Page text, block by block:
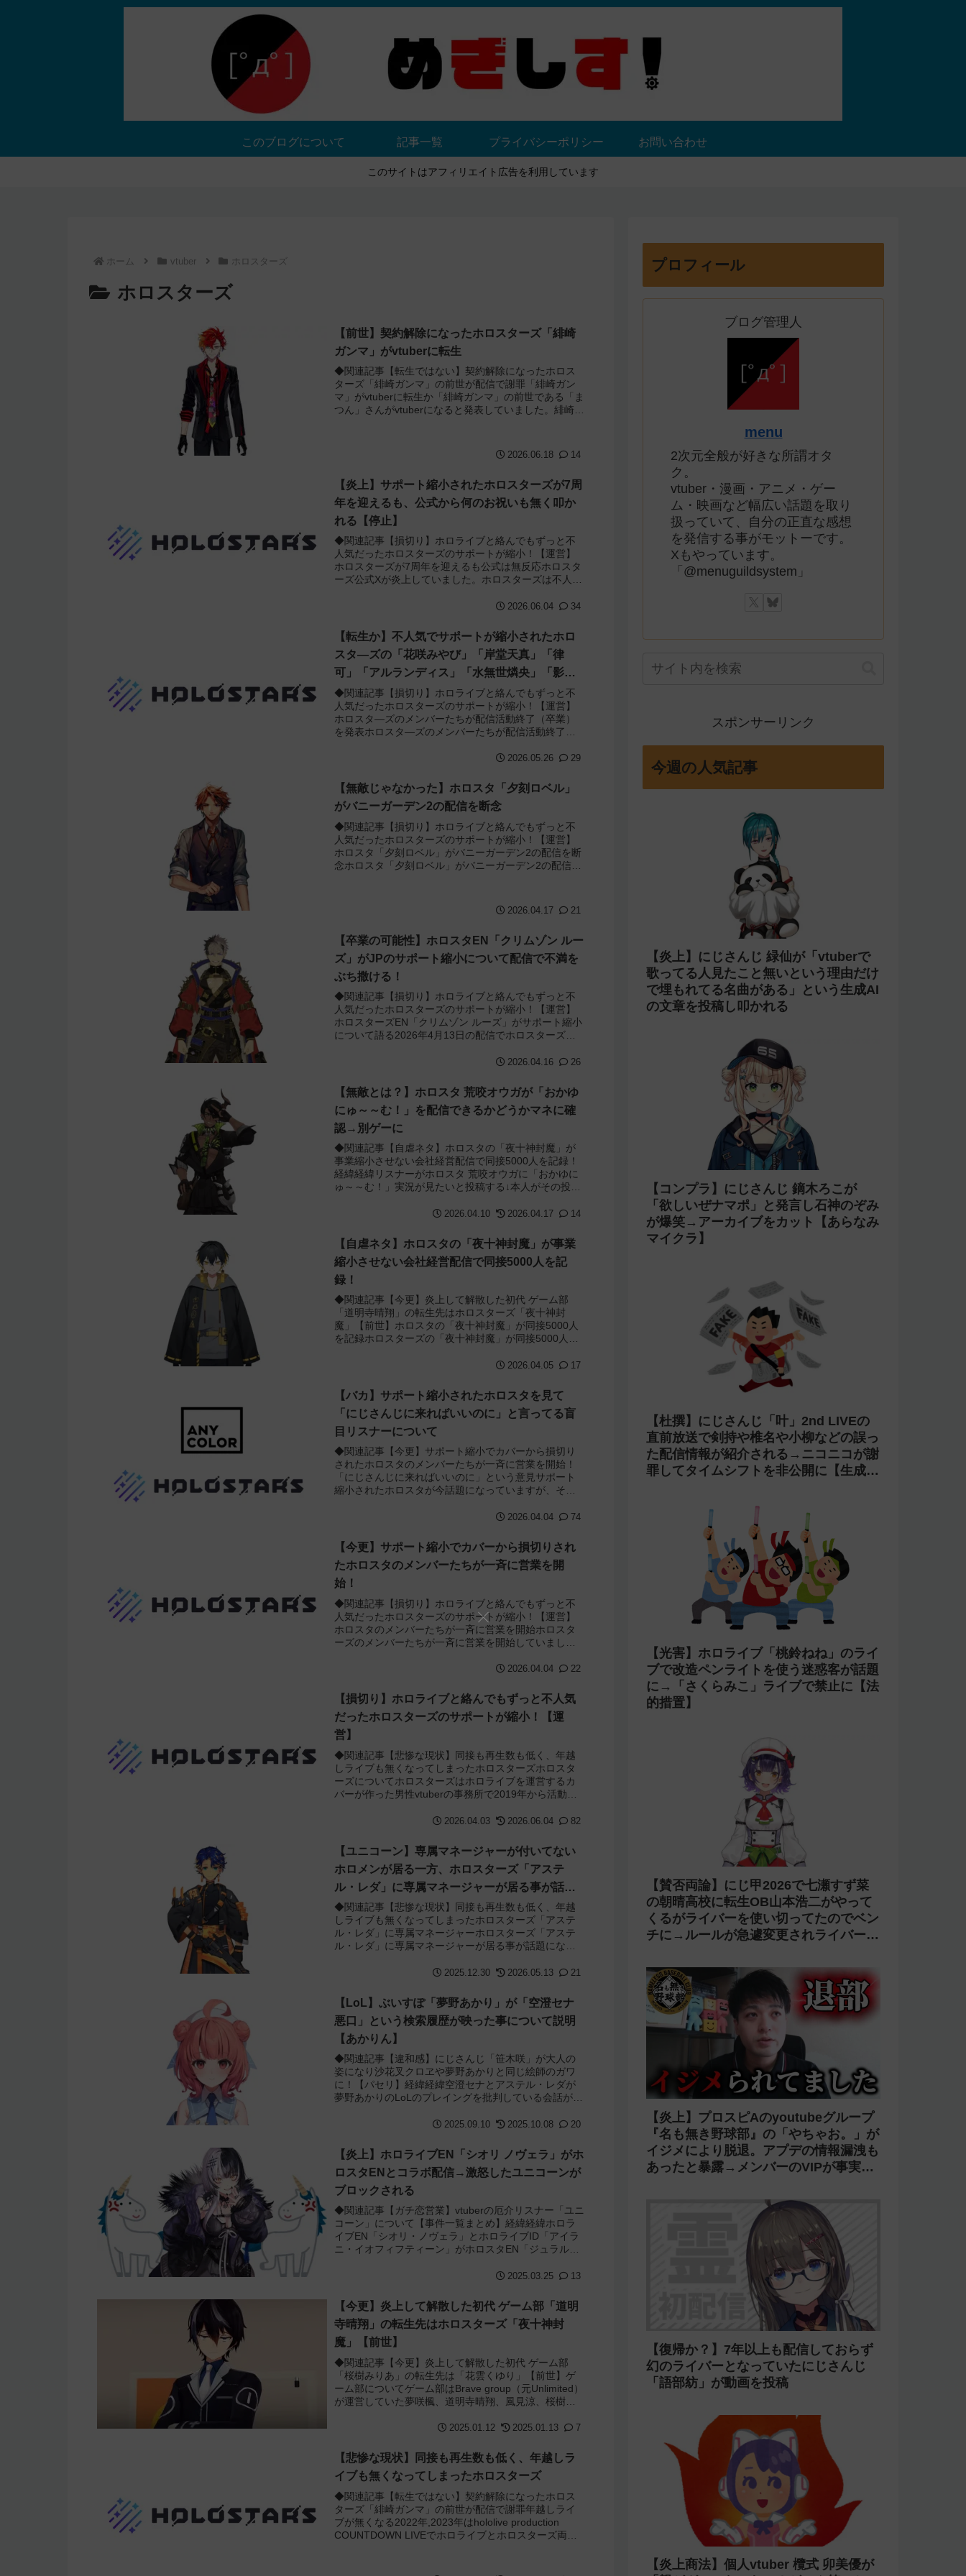
このブログについて 記事一覧 プライバシーポリシー お問い合わせ
このサイトはアフィリエイト広告を利用しています
ホーム vtuber ホロスターズ
ホロスターズ
【前世】契約解除になったホロスターズ「緋崎
ガンマ」がvtuberに転生
◆関連記事【転生ではない】契約解除になったホロス
ターズ「緋崎ガンマ」の前世が配信で謝罪「緋崎ガン
マ」がvtuberに転生か「緋崎ガンマ」の前世である「ま
つん」さんがvtuberになると発表していました。緋崎ガ
2026.06.18 14
【炎上】サポート縮小されたホロスターズが7周
年を迎えるも、公式から何のお祝いも無く叩か
れる【停止】
◆関連記事【損切り】ホロライブと絡んでもずっと不
人気だったホロスターズのサポートが縮小！【運営】
ホロスターズが7周年を迎えるも公式は無反応ホロスタ
ーズ公式Xが炎上していました。ホロスターズは不人気
2026.06.04 34
【転生か】不人気でサポートが縮小されたホロ
スタ―ズの「花咲みやび」「岸堂天真」「律
可」「アルランディス」「水無世燐央」「影山
シエン」が配信活動終了（卒業）を発表！
◆関連記事【損切り】ホロライブと絡んでもずっと不
人気だったホロスターズのサポートが縮小！【運営】
ホロスタ―ズのメンバーたちが配信活動終了（卒業）
を発表ホロスタ―ズのメンバーたちが配信活動終了
2026.05.26 29
【無敵じゃなかった】ホロスタ「夕刻ロベル」
がバニーガーデン2の配信を断念
◆関連記事【損切り】ホロライブと絡んでもずっと不
人気だったホロスターズのサポートが縮小！【運営】
ホロスタ「夕刻ロベル」がバニーガーデン2の配信を断
念ホロスタ「夕刻ロベル」がバニーガーデン2の配信を
2026.04.17 21
【卒業の可能性】ホロスタEN「クリムゾン ルー
ズ」がJPのサポート縮小について配信で不満を
ぶち撒ける！
◆関連記事【損切り】ホロライブと絡んでもずっと不
人気だったホロスターズのサポートが縮小！【運営】
ホロスターズEN「クリムゾン ルーズ」がサポート縮小
について語る2026年4月13日の配信でホロスターズ
2026.04.16 26
【無敵とは？】ホロスタ 荒咬オウガが「おかゆ
にゅ～～む！」を配信できるかどうかマネに確
認→別ゲーに
◆関連記事【自虐ネタ】ホロスタの「夜十神封魔」が
事業縮小させない会社経営配信で同接5000人を記録！
経緯経緯リスナーがホロスタ 荒咬オウガに「おかゆに
ゅ～～む！」実況が見たいと投稿する↓本人がその投稿
2026.04.10 2026.04.17 14
【自虐ネタ】ホロスタの「夜十神封魔」が事業
縮小させない会社経営配信で同接5000人を記
録！
◆関連記事【今更】炎上して解散した初代 ゲーム部
「道明寺晴翔」の転生先はホロスターズ「夜十神封
魔」【前世】ホロスタの「夜十神封魔」が同接5000人
を記録ホロスターズの「夜十神封魔」が同接5000人を
2026.04.05 17
【バカ】サポート縮小されたホロスタを見て
「にじさんじに来ればいいのに」と言ってる盲
目リスナーについて
◆関連記事【今更】サポート縮小でカバーから損切り
されたホロスタのメンバーたちが一斉に営業を開始！
「にじさんじに来ればいいのに」という意見サポート
縮小されたホロスタが今話題になっていますが、それ
2026.04.04 74
【今更】サポート縮小でカバーから損切りされ
たホロスタのメンバーたちが一斉に営業を開
始！
◆関連記事【損切り】ホロライブと絡んでもずっと不
人気だったホロスターズのサポートが縮小！【運営】
ホロスタのメンバーたちが一斉に営業を開始ホロスタ
ーズのメンバーたちが一斉に営業を開始していまし
2026.04.04 22
【損切り】ホロライブと絡んでもずっと不人気
だったホロスターズのサポートが縮小！【運
営】
◆関連記事【悲惨な現状】同接も再生数も低く、年越
しライブも無くなってしまったホロスターズホロスタ
ーズについてホロスターズはホロライブを運営するカ
バーが作った男性vtuberの事務所で2019年から活動し
2026.04.03 2026.06.04 82
【ユニコーン】専属マネージャーが付いてない
ホロメンが居る一方、ホロスターズ「アステ
ル・レダ」に専属マネージャーが居る事が話題
に
◆関連記事【悲惨な現状】同接も再生数も低く、年越
しライブも無くなってしまったホロスターズ「アステ
ル・レダ」に専属マネージャーホロスターズ「アステ
ル・レダ」に専属マネージャーが居る事が話題になっ
2025.12.30 2026.05.13 21
【LoL】ぶいすぽ「夢野あかり」が「空澄セナ
悪口」という検索履歴が映った事について説明
【あかりん】
◆関連記事【違和感】にじさんじ「笹木咲」が大人の
姿になり沙花叉クロヱや夢野あかりと同じ絵師のガワ
に！【パセリ】経緯経緯空澄セナとアステル・レダが
夢野あかりのLoLのプレイングを批判している会話が配
2025.09.10 2025.10.08 20
【炎上】ホロライブEN「シオリ ノヴェラ」がホ
ロスタENとコラボ配信→激怒したユニコーンが
ブロックされる
◆関連記事【ガチ恋営業】vtuberの厄介リスナー「ユニ
コーン」について【事件一覧まとめ】経緯経緯ホロラ
イブEN「シオリ・ノヴェラ」とホロライブID「アイラ
ニ・イオフィフティーン」がホロスタEN「ジュラル
2025.03.25 13
【今更】炎上して解散した初代 ゲーム部「道明
寺晴翔」の転生先はホロスターズ「夜十神封
魔」【前世】
◆関連記事【今更】炎上して解散した初代 ゲーム部
「桜樹みりあ」の転生先は「花雲くゆり」【前世】ゲ
ーム部についてゲーム部はBrave group（元Unlimited）
が運営していた夢咲楓、道明寺晴翔、風見涼、桜樹み
2025.01.12 2025.01.13 7
【悲惨な現状】同接も再生数も低く、年越しラ
イブも無くなってしまったホロスターズ
◆関連記事【転生ではない】契約解除になったホロス
ターズ「緋崎ガンマ」の前世が配信で謝罪年越しライ
ブが無くなる2022年,2023年はhololive production
COUNTDOWN LIVEでホロライブとホロスターズ両方
プロフィール
ブログ管理人
menu
2次元全般が好きな所謂オタ
ク。
vtuber・漫画・アニメ・ゲー
ム・映画など幅広い話題を取り
扱っていて、自分の正直な感想
を発信する事がモットーです。
Xもやっています。
「@menuguildsystem」
スポンサーリンク
今週の人気記事
【炎上】にじさんじ 緑仙が「vtuberで
歌ってる人見たこと無いという理由だけ
で埋もれてる名曲がある」という生成AI
の文章を投稿し叩かれる
【コンプラ】にじさんじ 鏑木ろこが
「欲しいぜナマポ」と発言し石神のぞみ
が爆笑→アーカイブをカット【あらなみ
マイクラ】
【杜撰】にじさんじ「叶」2nd LIVEの
直前放送で剣持や椎名や小柳などの誤っ
た配信情報が紹介される→ニコニコが謝
罪してタイムシフトを非公開に【生成
【光害】ホロライブ「桃鈴ねね」のライ
ブで改造ペンライトを使う迷惑客が話題
に→「さくらみこ」ライブで禁止に【法
的措置】
【賛否両論】にじ甲2026で七瀬すず菜
の朝晴高校に転生OB山本浩二がやって
くるがライバーを使い切ってたのでベン
チに→ルールが急遽変更されライバーの
【炎上】プロスピAのyoutubeグループ
『名も無き野球部』の「やちゃお。」が
イジメにより脱退。アプデの情報漏洩も
あったと暴露→メンバーのVIPが事実無
【復帰か？】7年以上も配信しておらず
幻のライバーとなっていたにじさんじ
「語部紡」が動画を投稿
【炎上商法】個人vtuber 欖式 卯美優が